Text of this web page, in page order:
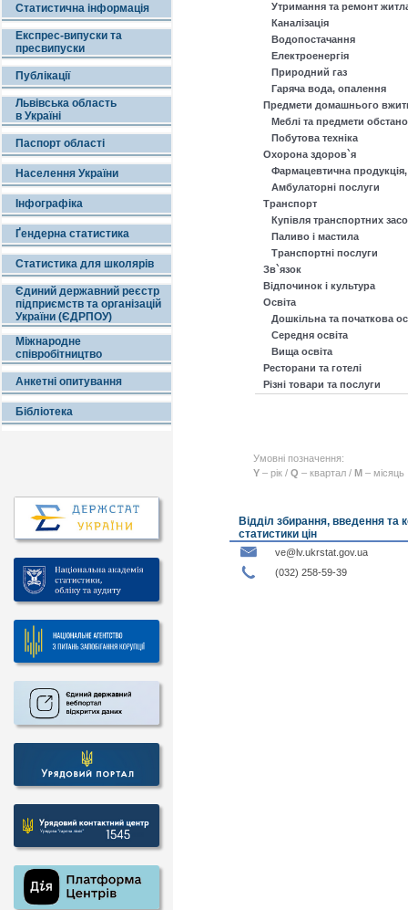
Статистична інформація
Експрес-випуски та
пресвипуски
Публікації
Львівська область
в Україні
Паспорт області
Населення України
Інфографіка
Ґендерна статистика
Статистика для школярів
Єдиний державний реєстр
підприємств та організацій
України (ЄДРПОУ)
Міжнародне
співробітництво
Анкетні опитування
Бібліотека
Утримання та ремонт
Каналізація
Водопостачання
Електроенергія
Природний газ
Гаряча вода, опалення
Предмети домашнього
Меблі та предмети
Побутова техніка
Охорона здоров`я
Фармацевтична
Амбулаторні послуги
Транспорт
Купівля транспортних
Паливо і мастила
Транспортні послуги
Зв`язок
Відпочинок і культура
Освіта
Дошкільна та початкова
Середня освіта
Вища освіта
Ресторани та готелі
Різні товари та послуги
Умовні позначення:
Y – рік /Q – квартал /M – місяць
Відділ збирання, введення та
статистики цін
ve@lv.ukrstat.gov.ua
(032) 258-59-39